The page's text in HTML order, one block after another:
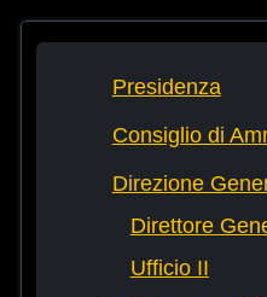
Presidenza
Consiglio di
Direzione
Direttore
Ufficio II